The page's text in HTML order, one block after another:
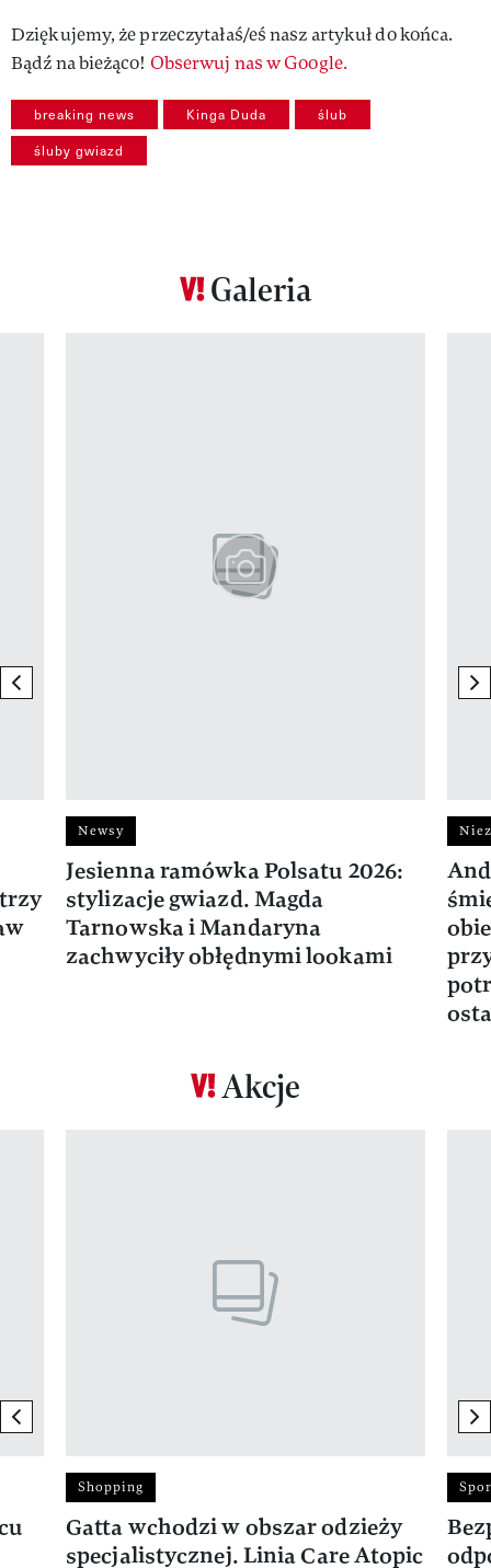
Dziękujemy, że przeczytałaś/eś nasz artykuł do końca.
Bądź na bieżąco! Obserwuj nas w Google.
breaking news Kinga Duda ślub
śluby gwiazd
Galeria
previous element
Newsy
Jesienna ramówka Polsatu 2026:
stylizacje gwiazd. Magda
Tarnowska i Mandaryna
zachwyciły obłędnymi lookami
Akcje
previous element
Shopping
Gatta wchodzi w obszar odzieży
specjalistycznej. Linia Care Atopic